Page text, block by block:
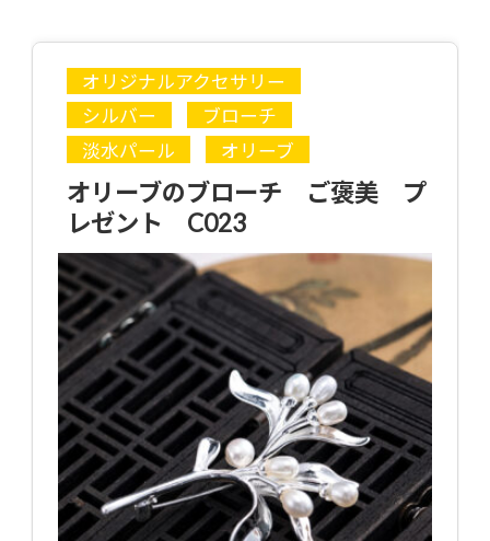
オリジナルアクセサリー
シルバー
ブローチ
淡水パール
オリーブ
オリーブのブローチ ご褒美 プ
レゼント C023